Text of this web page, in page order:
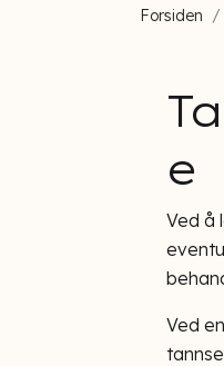
Forsiden
e
Ved å
Ved